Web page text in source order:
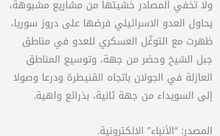
ولا تخفي المصادر خشيتها من مشاريع مشبوهة،
يحاول العدو الاسرائيلي فرضها على دروز سوريا،
ظهرت مع التوغّل العسكري للعدو في مناطق
جبل الشيخ وحضر من جهة، وتوسيع المناطق
العازلة في الجولان باتجاه القنيطرة ودرعا وصولا
إلى السويداء من جهة ثانية، بذرائع واهية.
المصدر: “الأنباء” الالكترونية.